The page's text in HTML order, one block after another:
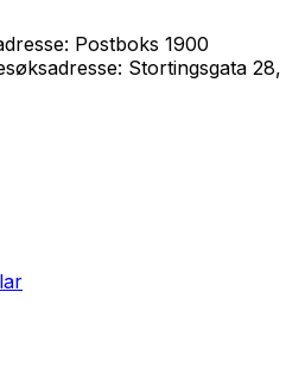
Postboks 1900
Stortingsgata 28,